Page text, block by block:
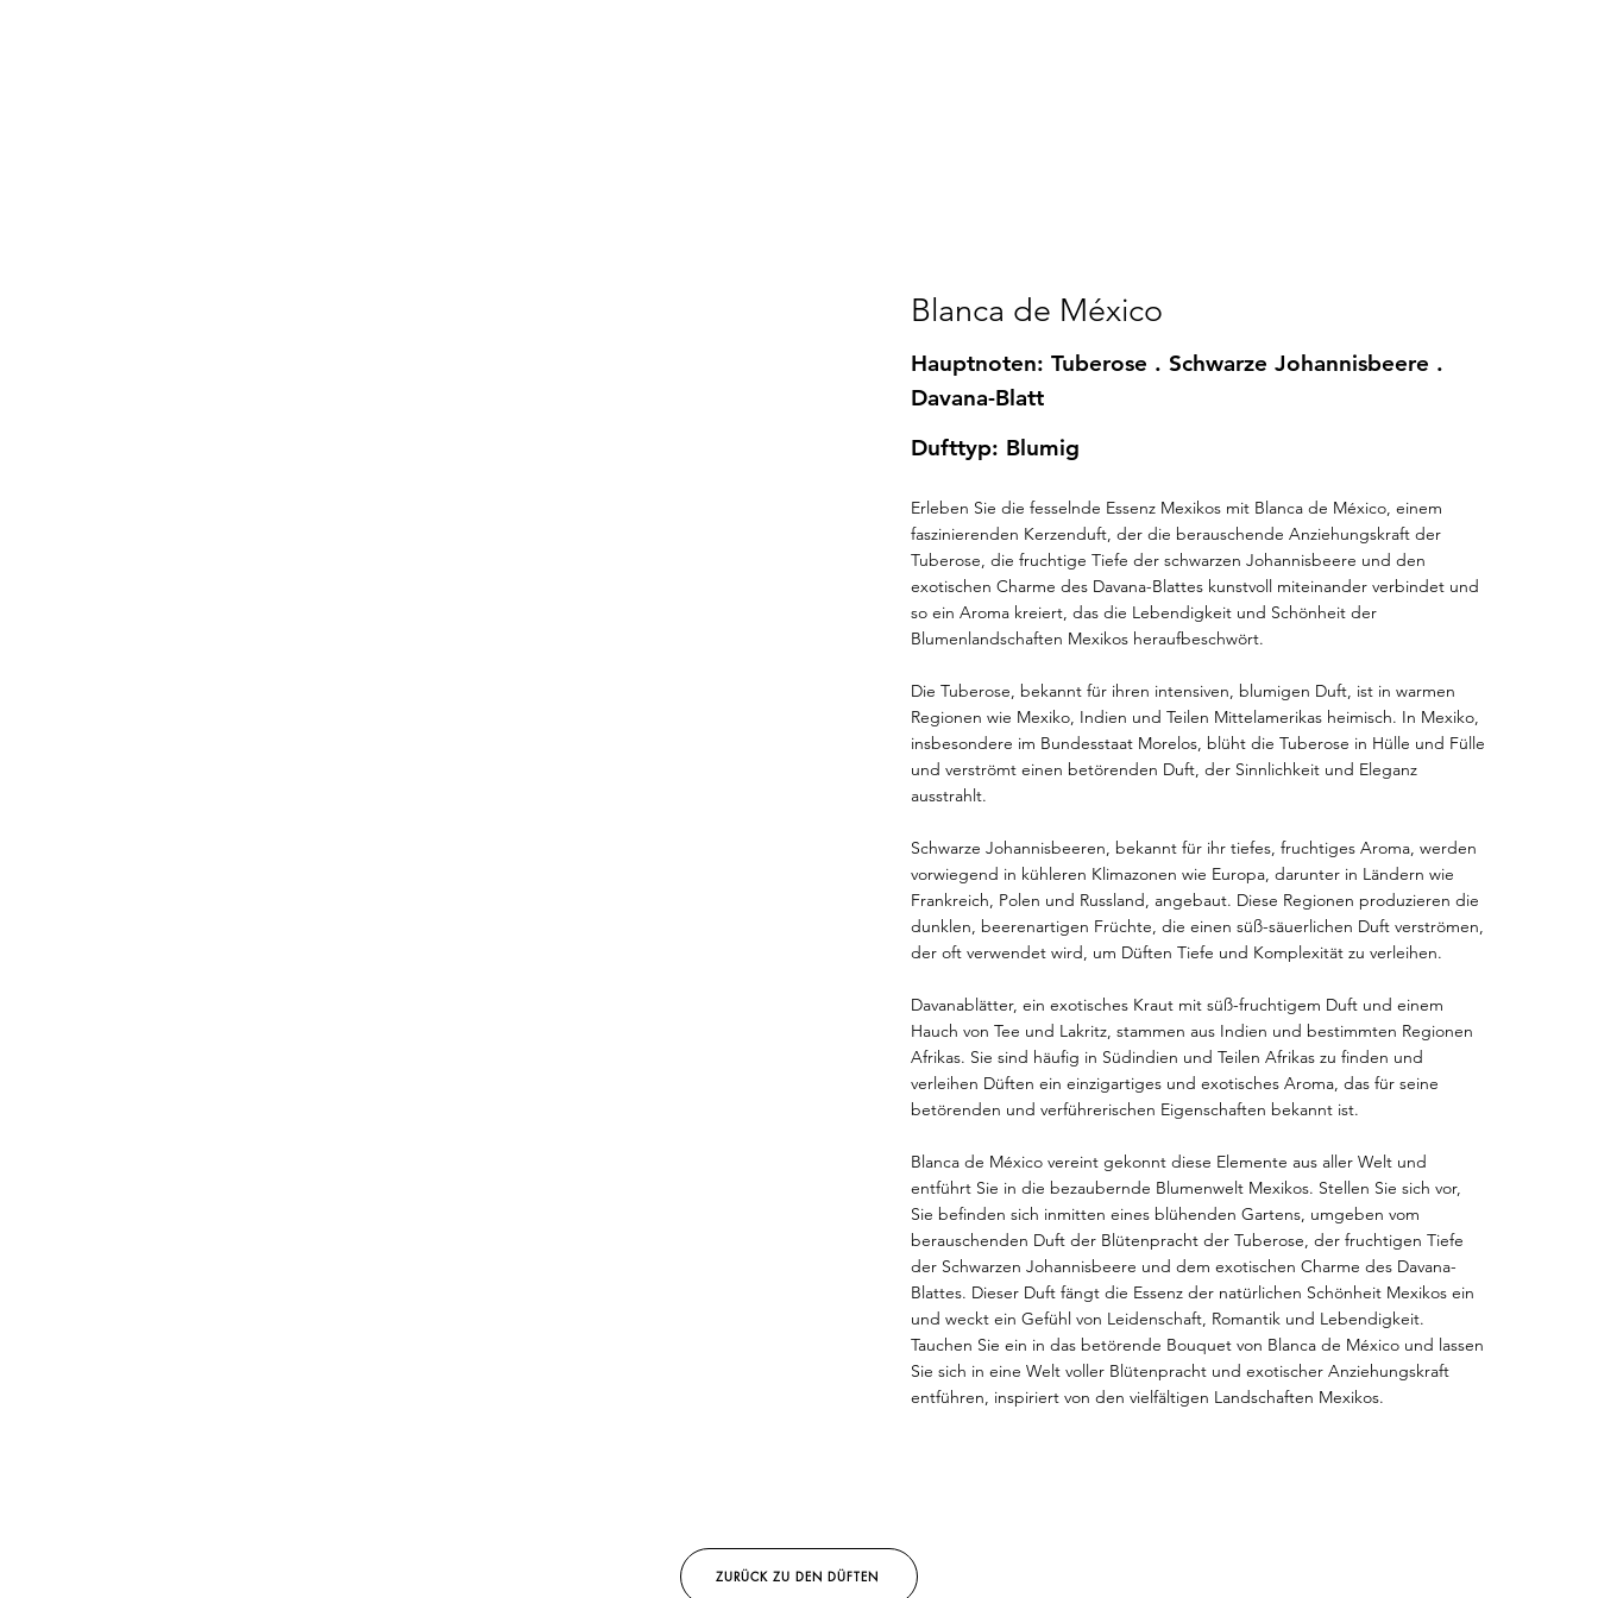
Blanca de México
Hauptnoten: Tuberose . Schwarze Johannisbeere .
Davana-Blatt
Dufttyp: Blumig
Erleben Sie die fesselnde Essenz Mexikos mit Blanca de México, einem
faszinierenden Kerzenduft, der die berauschende Anziehungskraft der
Tuberose, die fruchtige Tiefe der schwarzen Johannisbeere und den
exotischen Charme des Davana-Blattes kunstvoll miteinander verbindet und
so ein Aroma kreiert, das die Lebendigkeit und Schönheit der
Blumenlandschaften Mexikos heraufbeschwört.
Die Tuberose, bekannt für ihren intensiven, blumigen Duft, ist in warmen
Regionen wie Mexiko, Indien und Teilen Mittelamerikas heimisch. In Mexiko,
insbesondere im Bundesstaat Morelos, blüht die Tuberose in Hülle und Fülle
und verströmt einen betörenden Duft, der Sinnlichkeit und Eleganz
ausstrahlt.
Schwarze Johannisbeeren, bekannt für ihr tiefes, fruchtiges Aroma, werden
vorwiegend in kühleren Klimazonen wie Europa, darunter in Ländern wie
Frankreich, Polen und Russland, angebaut. Diese Regionen produzieren die
dunklen, beerenartigen Früchte, die einen süß-säuerlichen Duft verströmen,
der oft verwendet wird, um Düften Tiefe und Komplexität zu verleihen.
Davanablätter, ein exotisches Kraut mit süß-fruchtigem Duft und einem
Hauch von Tee und Lakritz, stammen aus Indien und bestimmten Regionen
Afrikas. Sie sind häufig in Südindien und Teilen Afrikas zu finden und
verleihen Düften ein einzigartiges und exotisches Aroma, das für seine
betörenden und verführerischen Eigenschaften bekannt ist.
Blanca de México vereint gekonnt diese Elemente aus aller Welt und
entführt Sie in die bezaubernde Blumenwelt Mexikos. Stellen Sie sich vor,
Sie befinden sich inmitten eines blühenden Gartens, umgeben vom
berauschenden Duft der Blütenpracht der Tuberose, der fruchtigen Tiefe
der Schwarzen Johannisbeere und dem exotischen Charme des Davana-
Blattes. Dieser Duft fängt die Essenz der natürlichen Schönheit Mexikos ein
und weckt ein Gefühl von Leidenschaft, Romantik und Lebendigkeit.
Tauchen Sie ein in das betörende Bouquet von Blanca de México und lassen
Sie sich in eine Welt voller Blütenpracht und exotischer Anziehungskraft
entführen, inspiriert von den vielfältigen Landschaften Mexikos.
ZURÜCK ZU DEN DÜFTEN